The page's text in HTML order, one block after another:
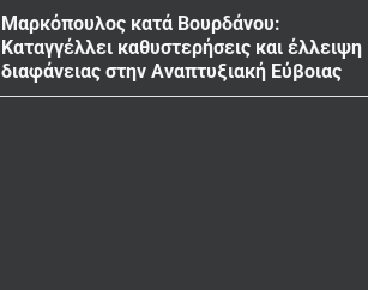
Μαρκόπουλος κατά Βουρδάνου:
Καταγγέλλει καθυστερήσεις και έλλειψη
διαφάνειας στην Αναπτυξιακή Εύβοιας